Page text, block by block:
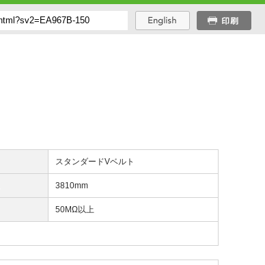
スタンダードVベルト
3810mm
50MΩ以上